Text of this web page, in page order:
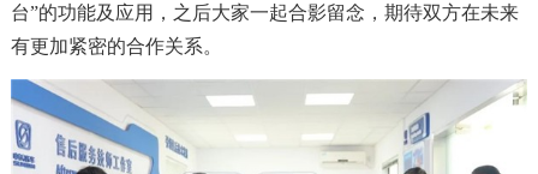
台”的功能及应用，之后大家一起合影留念，期待双方在未来
有更加紧密的合作关系。